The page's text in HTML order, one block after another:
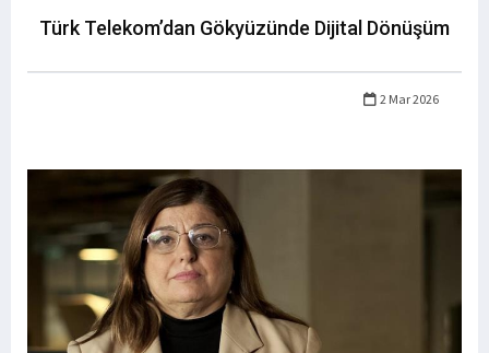
Türk Telekom’dan Gökyüzünde Dijital Dönüşüm
2 Mar 2026